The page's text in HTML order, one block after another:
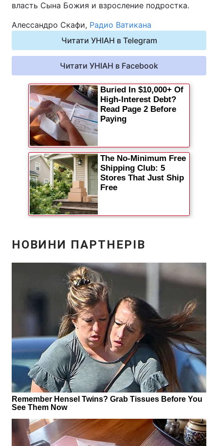
власть Сына Божия и взросление подростка.
Алессандро Скафи, Радио Ватикана
Читати УНІАН в Telegram
Читати УНІАН в Facebook